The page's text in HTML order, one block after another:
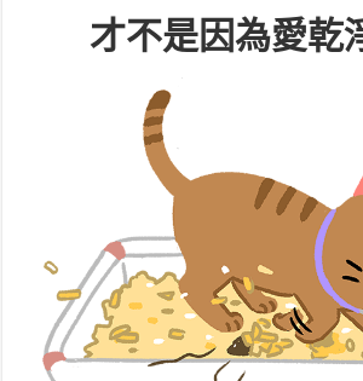
才不是因為愛乾